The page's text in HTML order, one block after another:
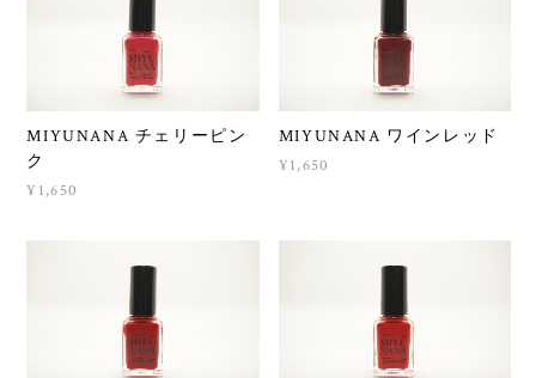
MIYUNANA チェリーピン
ク
¥1,650
MIYUNANA ワインレッド
¥1,650